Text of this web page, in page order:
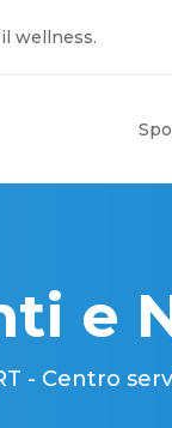
wellness.
e
- Centro